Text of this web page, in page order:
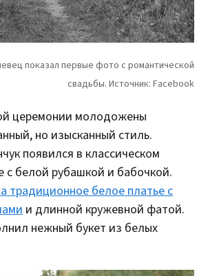
церемонии молодожены
но изысканный стиль.
появился в классическом
с белой рубашкой и бабочкой.
традиционное белое платье с
и длинной кружевной фатой.
нежный букет из белых